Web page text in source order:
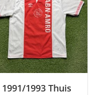
1991/1993 Thuis